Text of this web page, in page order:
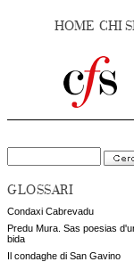
HOME CHI
GLOSSARI
Condaxi Cabrevadu
Predu Mura. Sas poesias
bida
Il condaghe di San Gavino